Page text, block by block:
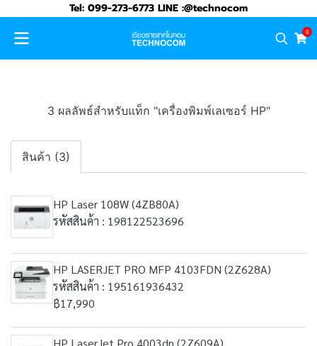
Tel: 099-273-6773 LINE :@technocom
0
3 ผลลัพธ์สำหรับแท็ก "เครื่องพิมพ์เลเซอร์ HP"
สินค้า (3)
HP Laser 108W (4ZB80A)
รหัสสินค้า : 198122523696
HP LASERJET PRO MFP 4103FDN (2Z628A)
รหัสสินค้า : 195161936432
฿17,990
HP LaserJet Pro 4003dn (2Z609A)